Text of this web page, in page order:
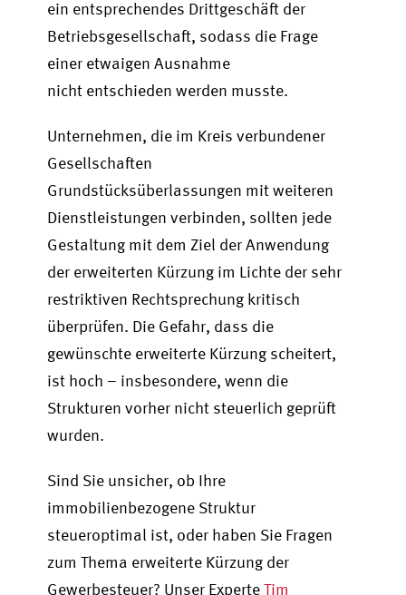
ein entsprechendes Drittgeschäft der
Betriebsgesellschaft, sodass die Frage
einer etwaigen Ausnahme
nicht entschieden werden musste.
Unternehmen, die im Kreis verbundener
Gesellschaften
Grundstücksüberlassungen mit weiteren
Dienstleistungen verbinden, sollten jede
Gestaltung mit dem Ziel der Anwendung
der erweiterten Kürzung im Lichte der sehr
restriktiven Rechtsprechung kritisch
überprüfen. Die Gefahr, dass die
gewünschte erweiterte Kürzung scheitert,
ist hoch – insbesondere, wenn die
Strukturen vorher nicht steuerlich geprüft
wurden.
Sind Sie unsicher, ob Ihre
immobilienbezogene Struktur
steueroptimal ist, oder haben Sie Fragen
zum Thema erweiterte Kürzung der
Gewerbesteuer? Unser ExperteTim